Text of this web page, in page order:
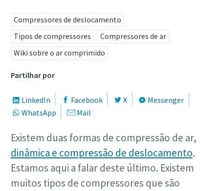
Compressores de deslocamento
Tipos de compressores
Compressores de ar
Wiki sobre o ar comprimido
Partilhar por
LinkedIn Facebook X
Messenger
WhatsApp
Mail
Existem duas formas de compressão de ar,
dinâmica e compressão de deslocamento.
Estamos aqui a falar deste último. Existem
muitos tipos de compressores que são